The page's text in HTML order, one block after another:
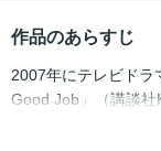
作品のあらすじ
2007年にテレビドラ
Good Job」（講談
ジョブ・リターンズ